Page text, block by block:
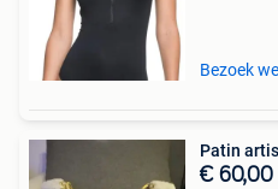
Bezoek
Patin
€ 60,00